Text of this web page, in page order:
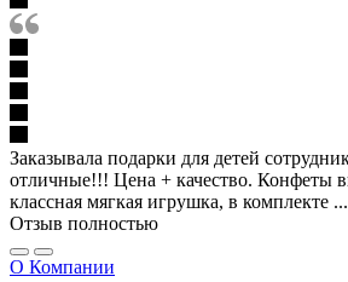
Заказывала подарки для детей
отличные!!! Цена + качество. Конфеты
классная мягкая игрушка, в комплекте ...
Отзыв полностью
О Компании